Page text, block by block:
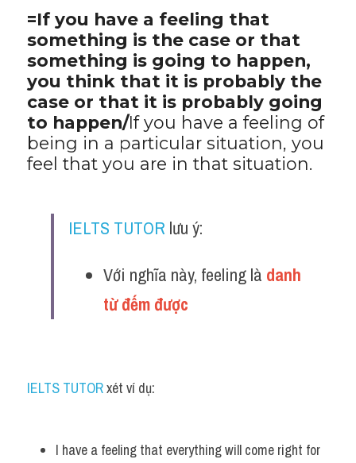
=If you have a feeling that
something is the case or that
something is going to happen,
you think that it is probably the
case or that it is probably going
to happen/If you have a feeling of
being in a particular situation, you
feel that you are in that situation.
IELTS TUTOR lưu ý:
Với nghĩa này, feeling là danh
từ đếm được
IELTS TUTOR xét ví dụ:
I have a feeling that everything will come right for